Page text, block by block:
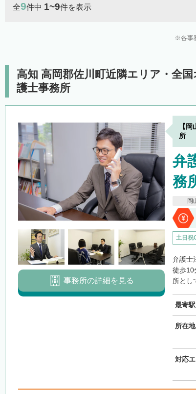
全9件中 1~9件を表示
各事
高知 高岡郡佐川町近隣エリア・全
護士事務所
【
所
弁
務
岡
土日祝
弁護士
徒歩10
所とし
最寄駅
所在地
対応
事務所の詳細を見る